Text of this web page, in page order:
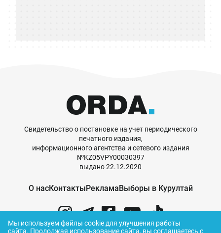
Свидетельство о постановке на учет периодического
печатного издания,
информационного агентства и сетевого издания
№KZ05VPY00030397
выдано 22.12.2020
О насКонтактыРекламаВыборы в Курултай
Мы используем файлы cookie для улучшения работы
сайта. Продолжая использование сайта, вы соглашаетесь с